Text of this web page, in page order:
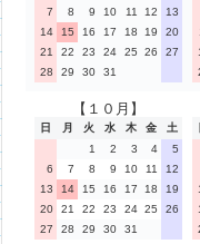
7
8 9 10 11 12
13
14
15 16 17 18 19
20
21
22 23 24 25 26
27
28
29 30 31
【１０月】
日 月 火 水 木 金
土
1
2 3 4
5
6
7 8 9 10 11
12
13
14 15 16 17 18
19
20
21 22 23 24 25
26
27
28 29 30 31